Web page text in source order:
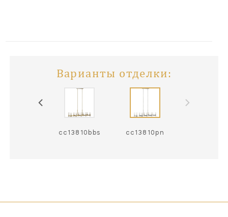
Варианты отделки:
cc13810bbs cc13810pn